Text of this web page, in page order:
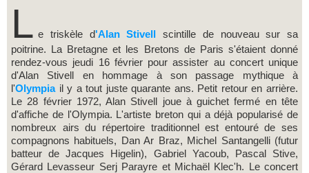
L e triskèle d'Alan Stivell scintille de nouveau sur sa
poitrine. La Bretagne et les Bretons de Paris s'étaient donné
rendez-vous jeudi 16 février pour assister au concert unique
d'Alan Stivell en hommage à son passage mythique à
l'Olympia il y a tout juste quarante ans. Petit retour en arrière.
Le 28 février 1972, Alan Stivell joue à guichet fermé en tête
d'affiche de l'Olympia. L'artiste breton qui a déjà popularisé de
nombreux airs du répertoire traditionnel est entouré de ses
compagnons habituels, Dan Ar Braz, Michel Santangelli (futur
batteur de Jacques Higelin), Gabriel Yacoub, Pascal Stive,
Gérard Levasseur Serj Parayre et Michaël Klec'h. Le concert